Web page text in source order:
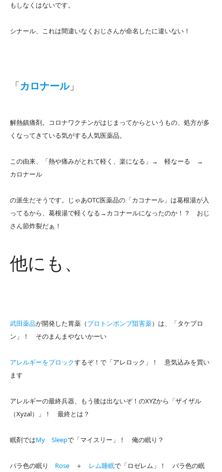
もしなくはないです。
シナール、これは間違いなくおじさんが命名したに違いない！
「カロナール」
解熱鎮痛剤。コロナワクチンがはじまってからというもの、処方が多
くなってきている気がする人気医薬品。
この由来、「熱や痛みがとれて軽く、楽になる」→ 軽なーる →
カロナール
の派生だそうです。じゃあOTC医薬品の「カコナール」は葛根湯が入
ってるから、葛根湯で軽くなる→カコナールになったのか！？ おじ
さん節炸裂だぁ！
他にも、
武田薬品が開発した胃薬（プロトンポンプ阻害薬）は、「タケプロ
ン」！ そのまんまやないかーい
アレルギーをブロックするぞ！で「アレロック」！ 意気込みを買い
ます
アレルギーの最終兵器、もう後は出ないぞ！のXYZから「ザイザル
（Xyzal）」！ 最終とは？
眠剤ではMy Sleepで「マイスリー」！ 俺の眠り？
バラ色の眠り Rose ＋ レム睡眠で「ロゼレム」！ バラ色の眠